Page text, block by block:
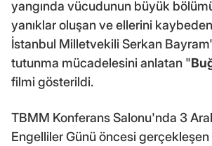
yangında vücudunun büyük
yanıklar oluşan ve ellerini
İstanbul Milletvekili Serkan
tutunma mücadelesini anlatan "
filmi gösterildi.
TBMM Konferans Salonu'nda 3
Engelliler Günü öncesi